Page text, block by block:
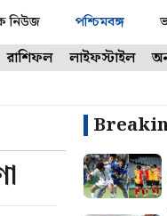
নিউজ পশ্চিমবঙ্গ
রাশিফল লাইফস্টাইল